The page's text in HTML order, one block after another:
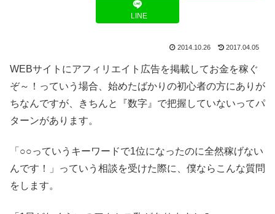
LINE
2014.10.26 2017.04.05
WEBサイトにアフィリエイト広告を掲載してお金を稼ぐ
ぞ～！っていう場合、始めたばかりの初心者の方にありが
ちなんですが、きちんと『数字』で把握していないってパ
ターンがあります。
「○○っていうキーワードで1位になったのに全然稼げない
んです！」っていう相談を受けた際に、僕ならこんな質問
をします。